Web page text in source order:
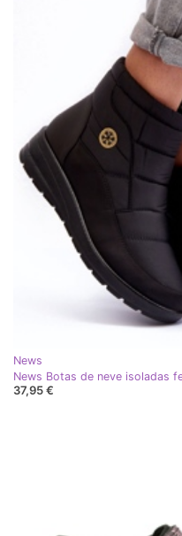
News
News Botas de neve isoladas
37,95 €